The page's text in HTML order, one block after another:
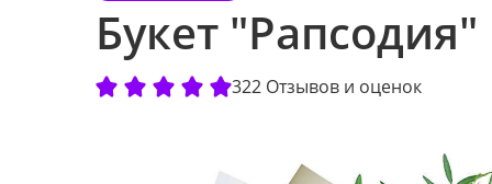
Букет "Рапсодия"
322 Отзывов и оценок